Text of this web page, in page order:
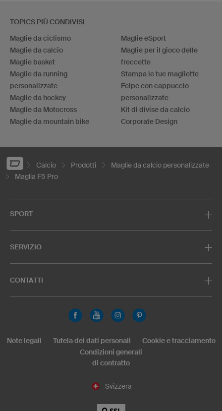
TOPICS PIÙ CONDIVISI
Maglie da ciclismo
Maglie da calcio
Maglie basket
Maglie da running
personalizzate
Maglie da hockey
Maglie da Motocross
Maglie da mountain bike
Maglie eSport
Maglie per il gioco delle
freccette
Stampa le tue magliette
Felpe con cappuccio
personalizzate
Kit di divise da calcio
Corporate Design
Calcio Prodotti
Maglie da calcio personalizzate
Maglia F5 Pro
SPORT
SERVIZIO
CONTATTI
Svizzera
Note legali Tutela dei dati personali
Cookie e tracciamento
Condizioni generali
di contratto